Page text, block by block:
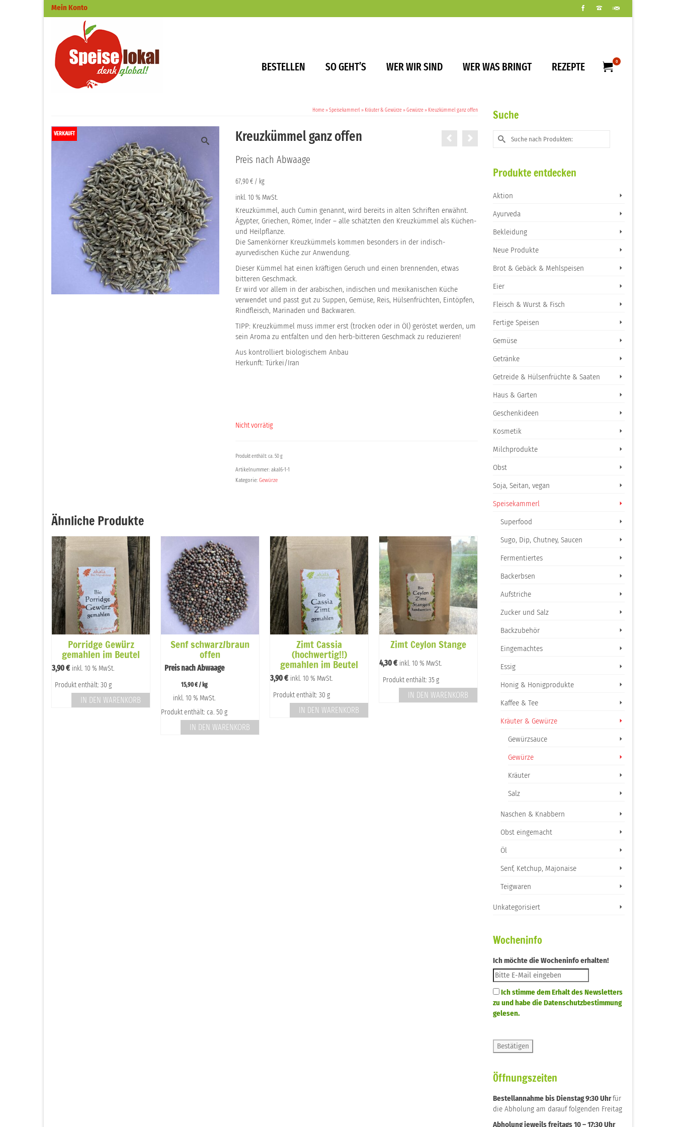
Mein Konto
BESTELLEN SO GEHT’S WER WIR SIND WER WAS BRINGT REZEPTE 0
Home » Speisekammerl » Kräuter & Gewürze » Gewürze » Kreuzkümmel ganz offen
VERKAUFT Kreuzkümmel ganz offen
Preis nach Abwaage
67,90€/ kg
inkl. 10 % MwSt.
Kreuzkümmel, auch Cumin genannt, wird bereits in alten Schriften erwähnt.
Ägypter, Griechen, Römer, Inder – alle schätzten den Kreuzkümmel als Küchen-
und Heilpflanze.
Die Samenkörner Kreuzkümmels kommen besonders in der indisch-
ayurvedischen Küche zur Anwendung.
Dieser Kümmel hat einen kräftigen Geruch und einen brennenden, etwas
bitteren Geschmack.
Er wird vor allem in der arabischen, indischen und mexikanischen Küche
verwendet und passt gut zu Suppen, Gemüse, Reis, Hülsenfrüchten, Eintöpfen,
Rindfleisch, Marinaden und Backwaren.
TIPP: Kreuzkümmel muss immer erst (trocken oder in Öl) geröstet werden, um
sein Aroma zu entfalten und den herb-bitteren Geschmack zu reduzieren!
Aus kontrolliert biologischem Anbau
Herkunft: Türkei/Iran
Nicht vorrätig
Produkt enthält: ca. 50 g
Artikelnummer: akal6-1-1
Kategorie: Gewürze
Ähnliche Produkte
Porridge Gewürz
gemahlen im Beutel
3,90€ inkl. 10 % MwSt.
Produkt enthält: 30 g
IN DEN WARENKORB
Senf schwarz/braun
offen
Preis nach Abwaage
15,90€ / kg
inkl. 10 % MwSt.
Produkt enthält: ca. 50 g
IN DEN WARENKORB
Zimt Cassia
(hochwertig!!)
gemahlen im Beutel
3,90€ inkl. 10 % MwSt.
Produkt enthält: 30 g
IN DEN WARENKORB
Zimt Ceylon Stange
4,30€ inkl. 10 % MwSt.
Produkt enthält: 35 g
IN DEN WARENKORB
Kümmel ganz
1,60€ inkl. 10 % MwSt.
Produkt enthält: 100 g
Ingwer
inkl. 10 % MwSt.
Produkt enthält: 30 g
Suche
Suche
nach:
Produkte entdecken
Aktion
Ayurveda
Bekleidung
Neue Produkte
Brot & Gebäck & Mehlspeisen
Eier
Fleisch & Wurst & Fisch
Fertige Speisen
Gemüse
Getränke
Getreide & Hülsenfrüchte & Saaten
Haus & Garten
Geschenkideen
Kosmetik
Milchprodukte
Obst
Soja, Seitan, vegan
Speisekammerl
Superfood
Sugo, Dip, Chutney, Saucen
Fermentiertes
Backerbsen
Aufstriche
Zucker und Salz
Backzubehör
Eingemachtes
Essig
Honig & Honigprodukte
Kaffee & Tee
Kräuter & Gewürze
Gewürzsauce
Gewürze
Kräuter
Salz
Naschen & Knabbern
Obst eingemacht
Öl
Senf, Ketchup, Majonaise
Teigwaren
Unkategorisiert
Wocheninfo
Ich möchte die Wocheninfo erhalten!
Ich stimme dem Erhalt des Newsletters
zu und habe die Datenschutzbestimmung
gelesen.
Öffnungszeiten
Bestellannahme bis Dienstag 9:30 Uhrfür
die Abholung am darauf folgenden Freitag
Abholung jeweils freitags 10 – 17:30 Uhr